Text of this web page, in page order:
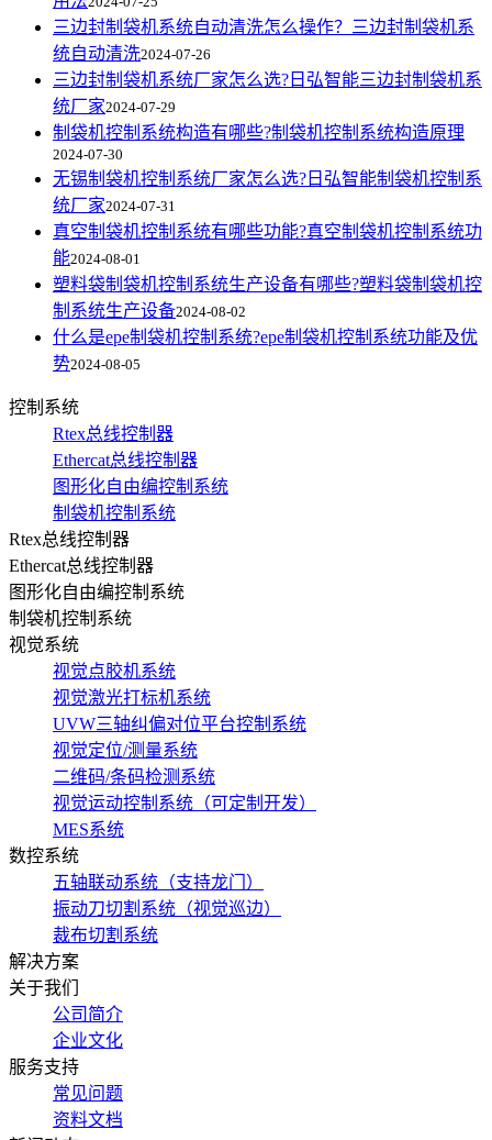
三边封制袋机系统自动清洗怎么操作？三边封制袋机系
统自动清洗2024-07-26
三边封制袋机系统厂家怎么选?日弘智能三边封制袋机系
统厂家2024-07-29
制袋机控制系统构造有哪些?制袋机控制系统构造原理
2024-07-30
无锡制袋机控制系统厂家怎么选?日弘智能制袋机控制系
统厂家2024-07-31
真空制袋机控制系统有哪些功能?真空制袋机控制系统功
能2024-08-01
塑料袋制袋机控制系统生产设备有哪些?塑料袋制袋机控
制系统生产设备2024-08-02
什么是epe制袋机控制系统?epe制袋机控制系统功能及优
势2024-08-05
控制系统
Rtex总线控制器
Ethercat总线控制器
图形化自由编控制系统
制袋机控制系统
Rtex总线控制器
Ethercat总线控制器
图形化自由编控制系统
制袋机控制系统
视觉系统
视觉点胶机系统
视觉激光打标机系统
UVW三轴纠偏对位平台控制系统
视觉定位/测量系统
二维码/条码检测系统
视觉运动控制系统（可定制开发）
MES系统
数控系统
五轴联动系统（支持龙门）
振动刀切割系统（视觉巡边）
裁布切割系统
解决方案
关于我们
公司简介
企业文化
服务支持
常见问题
资料文档